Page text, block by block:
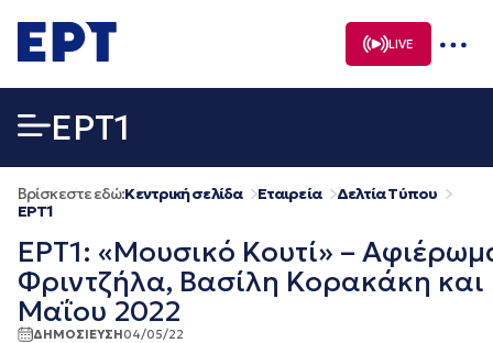
σε
περιεχόμενο
LIVE
EΡΤ1
Βρίσκεστε εδώ:Κεντρική σελίδα Εταιρεία
Δελτία Τύπου
EΡΤ1
ΕΡΤ1: «Μουσικό Κουτί» –
Φριντζήλα, Βασίλη Κορακάκη και
Μαΐου 2022
ΔΗΜΟΣΙΕΥΣΗ04/05/22